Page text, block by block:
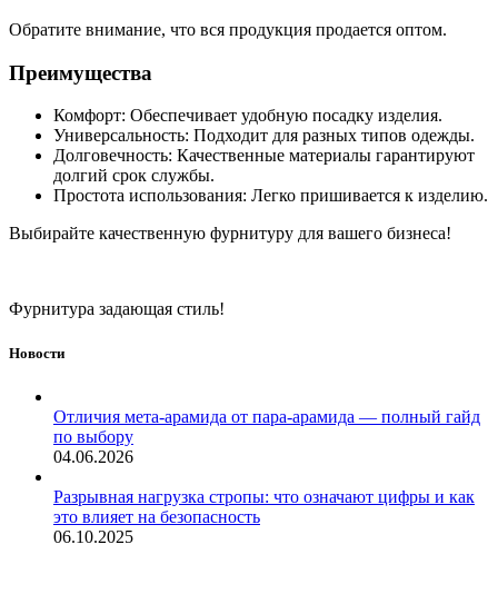
Обратите внимание, что вся продукция продается оптом.
Преимущества
Комфорт: Обеспечивает удобную посадку изделия.
Универсальность: Подходит для разных типов одежды.
Долговечность: Качественные материалы гарантируют
долгий срок службы.
Простота использования: Легко пришивается к изделию.
Выбирайте качественную фурнитуру для вашего бизнеса!
Фурнитура задающая стиль!
Новости
Отличия мета-арамида от пара-арамида — полный гайд
по выбору
04.06.2026
Разрывная нагрузка стропы: что означают цифры и как
это влияет на безопасность
06.10.2025